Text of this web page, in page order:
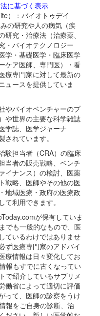
に基づく表示
）：バイオトゥデイ
の研究や人の病気（疾
究・治療法（治療薬、
・バイオテクノロジー
学・基礎医学・臨床医学
ケア医師、専門医）・看
療専門家に対して最新の
ュースを提供していま
やバイオベンチャーのプ
や世界の主要な科学雑誌
学誌、医学ジャーナ
れています。
験担当者（CRA）の臨床
当者の販売戦略、ベンチ
イナンス）の検討、医薬
戦略、医師やその他の医
地域医療・政府の医療政
利用できます。
が保有していま
でも一般的なもので、医
ているわけではありませ
ず医療専門家のアドバイ
療情報は日々変化してお
報もすでに古くなってい
で紹介しているサプリメ
働省によって適切に評価
って、医師の診察をうけ
報をご自身の診断、治